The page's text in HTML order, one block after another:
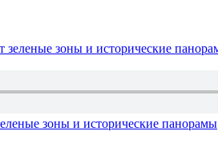
зоны и исторические панорамы